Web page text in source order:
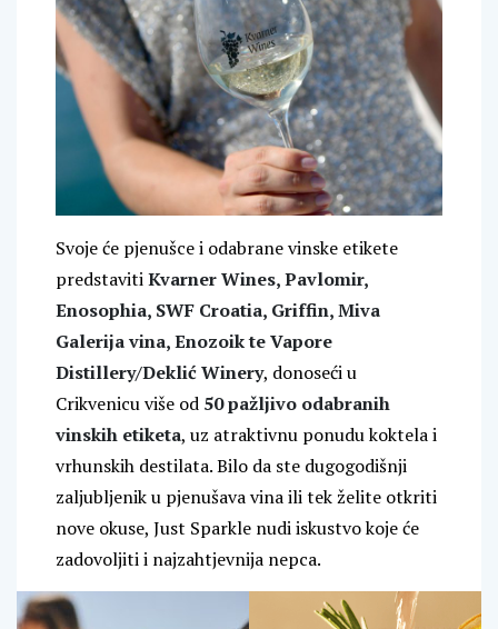
Svoje će pjenušce i odabrane vinske etikete
predstavitiKvarner Wines, Pavlomir,
Enosophia, SWF Croatia, Griffin, Miva
Galerija vina, Enozoik te Vapore
Distillery/Deklić Winery, donoseći u
Crikvenicu više od 50 pažljivo odabranih
vinskih etiketa, uz atraktivnu ponudu koktela i
vrhunskih destilata. Bilo da ste dugogodišnji
zaljubljenik u pjenušava vina ili tek želite otkriti
nove okuse, Just Sparkle nudi iskustvo koje će
zadovoljiti i najzahtjevnija nepca.